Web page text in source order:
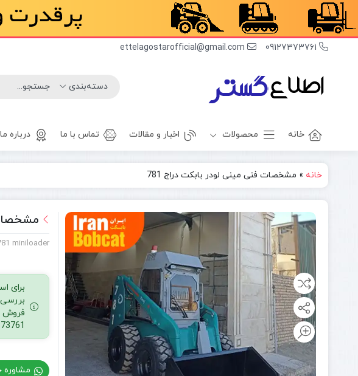
09127373761
ettelagostarofficial@gmail.com
خانه محصولات
بیل
مکانیکی
مینی بیل
مکانیکی
مینی لودر
بابکت
بابکت
فوریوز
بابکت
دراج
رفسنجان
بیل بکهو
غلطک
آسفالت
جلوبند چاله
پیکور یا
چکش
هیدرولیکی
چنگک
شاخک
لیفتراک
کاتر یا
اخبار و مقالات تماس با ما درباره ما
خانه » مشخصات فنی مینی لودر بابکت دراج 781
مشخصات
miniloader
برای
بررسی